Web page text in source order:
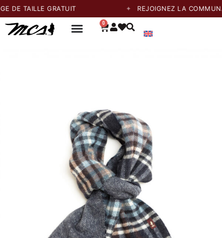
GRATUIT REJOIGNEZ LA COMMUNAUTÉ
0